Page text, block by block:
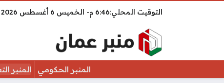
6:46 م الخميس 6 أغسطس 2026
المنبر الحكومي المنبر